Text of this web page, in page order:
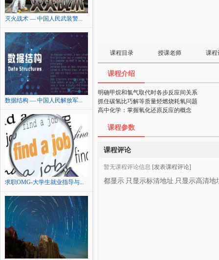
灭火战术 — 中国人民武装警...
数据结构 — 中国人民解放军...
求职OMG-大学生就业指导与...
课程目录 授课老师 课程
课程介绍
明确甲烷和氯气取代时各步反应间关系
抓住碳氢比巧解等质量烃燃烧耗氧问题
高中化学：掌握氧化还原反应的概念
课程参数
课程评论
暂无课程评论信息 [发表课程评论]
都显示 只显示标清地址 只显示高清地